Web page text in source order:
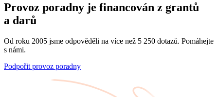
Provoz poradny je financován z grantů
a darů
Od roku 2005 jsme odpověděli na více než 5 250 dotazů. Pomáhejte
s námi.
Podpořit provoz poradny